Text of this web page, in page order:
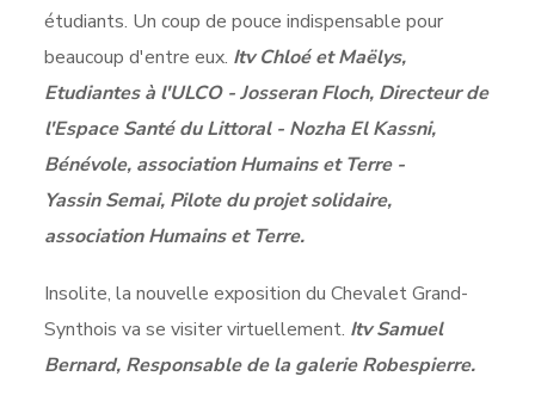
étudiants. Un coup de pouce indispensable pour
beaucoup d'entre eux. Itv Chloé et Maëlys,
Etudiantes à l'ULCO - Josseran Floch, Directeur de
l'Espace Santé du Littoral - Nozha El Kassni,
Bénévole, association Humains et Terre -
Yassin Semai, Pilote du projet solidaire,
association Humains et Terre.
Insolite, la nouvelle exposition du Chevalet Grand-
Synthois va se visiter virtuellement. Itv Samuel
Bernard, Responsable de la galerie Robespierre.